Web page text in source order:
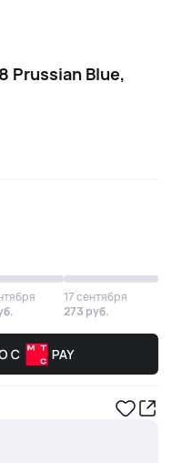
Prussian Blue,
17 сентября
273 руб.